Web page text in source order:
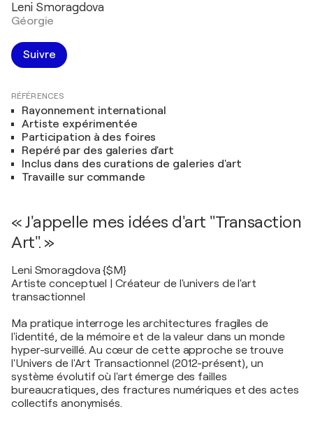
Leni Smoragdova
Géorgie
Suivre
RÉFÉRENCES
Rayonnement international
Artiste expérimentée
Participation à des foires
Repéré par des galeries d'art
Inclus dans des curations de galeries d'art
Travaille sur commande
« J'appelle mes idées d'art "Transaction
Art". »
Leni Smoragdova {$M}
Artiste conceptuel | Créateur de l'univers de l'art
transactionnel
Ma pratique interroge les architectures fragiles de
l'identité, de la mémoire et de la valeur dans un monde
hyper-surveillé. Au cœur de cette approche se trouve
l'Univers de l'Art Transactionnel (2012-présent), un
système évolutif où l'art émerge des failles
bureaucratiques, des fractures numériques et des actes
collectifs anonymisés.